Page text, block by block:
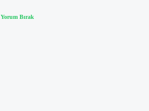
Yorum Bırak